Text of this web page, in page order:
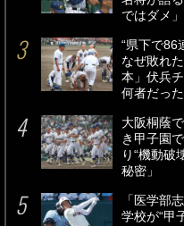
ではダメ」
“県下で86
なぜ敗れ
本」伏兵
何者だった
大阪桐蔭
き甲子園
り“機動破
秘密」
「医学部
学校が“甲